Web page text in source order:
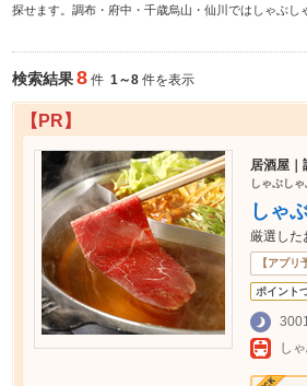
探せます。調布・府中・千歳烏山・仙川ではしゃぶし
検索結果8 件 1～8 件を表示
【PR】
居酒屋｜
しゃぶし
しゃ
厳選し
【アプ
ポイント